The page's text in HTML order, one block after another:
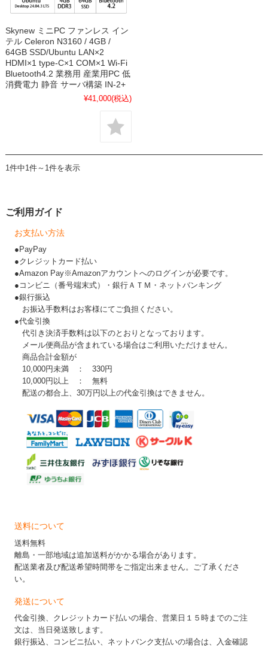
Skynew ミニPC ファンレス イン
テル Celeron N3160 / 4GB /
64GB SSD/Ubuntu LAN×2
HDMI×1 type-C×1 COM×1 Wi-Fi
Bluetooth4.2 業務用 産業用PC 低
消費電力 静音 サーバ構築 IN-2+
¥41,000(税込)
1件中1件～1件を表示
ご利用ガイド
お支払い方法
●PayPay
●クレジットカード払い
●Amazon Pay※Amazonアカウントへのログインが必要です。
●コンビニ（番号端末式）・銀行ＡＴＭ・ネットバンキング
●銀行振込
お振込手数料はお客様にてご負担ください。
●代金引換
代引き決済手数料は以下のとおりとなっております。
メール便商品が含まれている場合はご利用いただけません。
商品合計金額が
10,000円未満 ： 330円
10,000円以上 ： 無料
配送の都合上、30万円以上の代金引換はできません。
送料について
送料無料
離島・一部地域は追加送料がかかる場合があります。
配送業者及び配送希望時間帯をご指定出来ません。ご了承くださ
い。
発送について
代金引換、クレジットカード払いの場合、営業日１５時までのご注
文は、当日発送致します。
銀行振込、コンビニ払い、ネットバンク支払いの場合は、入金確認